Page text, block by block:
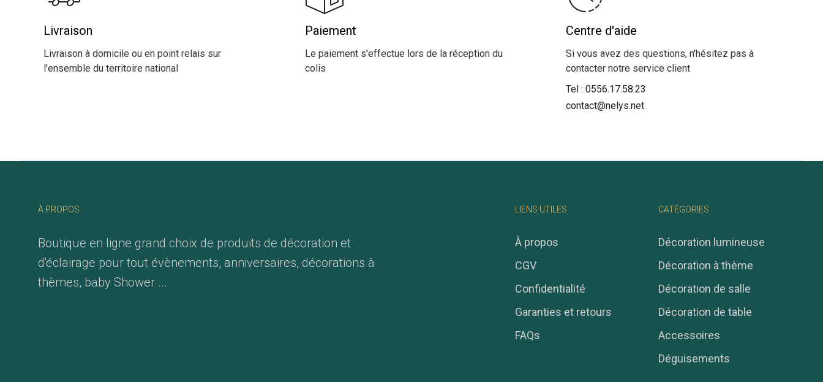
Livraison
Livraison à domicile ou en point relais sur
l'ensemble du territoire national
Paiement
Le paiement s'effectue lors de la réception du
colis
Centre d'aide
Si vous avez des questions, n'hésitez pas à
contacter notre service client
Tel : 0556.17.58.23
contact@nelys.net
À PROPOS
Boutique en ligne grand choix de produits de décoration et
d'éclairage pour tout évènements, anniversaires, décorations à
thèmes, baby Shower ...
LIENS UTILES
À propos
CGV
Confidentialité
Garanties et retours
FAQs
CATÉGORIES
Décoration lumineuse
Décoration à thème
Décoration de salle
Décoration de table
Accessoires
Déguisements